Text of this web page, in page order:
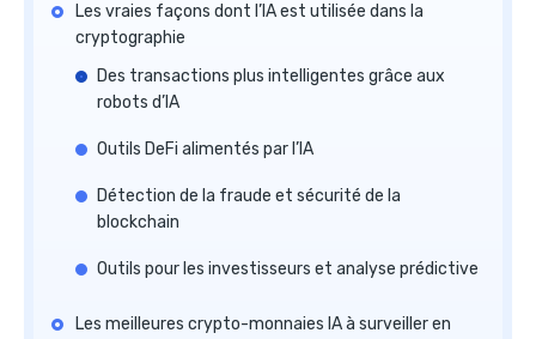
Les vraies façons dont l’IA est utilisée dans la
cryptographie
Des transactions plus intelligentes grâce aux
robots d’IA
Outils DeFi alimentés par l’IA
Détection de la fraude et sécurité de la
blockchain
Outils pour les investisseurs et analyse prédictive
Les meilleures crypto-monnaies IA à surveiller en